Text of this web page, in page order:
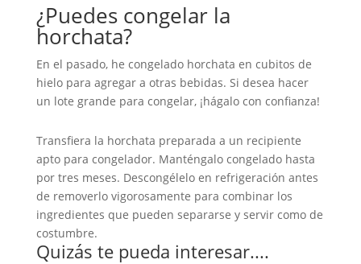
¿Puedes congelar la
horchata?
En el pasado, he congelado horchata en cubitos de
hielo para agregar a otras bebidas. Si desea hacer
un lote grande para congelar, ¡hágalo con confianza!
Transfiera la horchata preparada a un recipiente
apto para congelador. Manténgalo congelado hasta
por tres meses. Descongélelo en refrigeración antes
de removerlo vigorosamente para combinar los
ingredientes que pueden separarse y servir como de
costumbre.
Quizás te pueda interesar....